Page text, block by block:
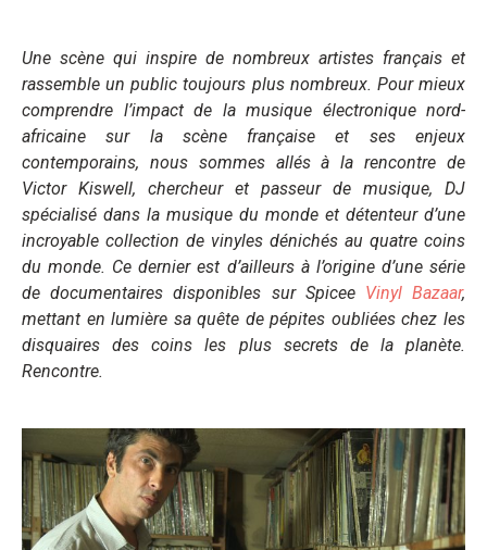
Une scène qui inspire de nombreux artistes français et
rassemble un public toujours plus nombreux. Pour mieux
comprendre l’impact de la musique électronique nord-
africaine sur la scène française et ses enjeux
contemporains, nous sommes allés à la rencontre de
Victor Kiswell, chercheur et passeur de musique, DJ
spécialisé dans la musique du monde et détenteur d’une
incroyable collection de vinyles dénichés au quatre coins
du monde. Ce dernier est d’ailleurs à l’origine d’une série
de documentaires disponibles sur Spicee Vinyl Bazaar,
mettant en lumière sa quête de pépites oubliées chez les
disquaires des coins les plus secrets de la planète.
Rencontre.